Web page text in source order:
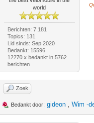
world
Berichten: 7.181
Topics: 131
Lid sinds: Sep 2020
Bedankt: 15596
12270 x bedankt in 5762
berichten
Zoek
Bedankt door: gideon ,Wim -